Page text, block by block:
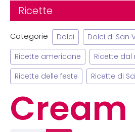
Ricette
Categorie Dolci Dolci di San
Ricette americane Ricette
Ricette delle feste Ricette di